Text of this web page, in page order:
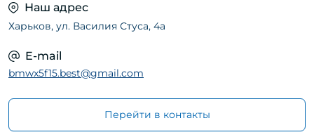
Наш адрес
Харьков, ул. Василия Стуса, 4а
E-mail
bmwx5f15.best@gmail.com
Перейти в контакты